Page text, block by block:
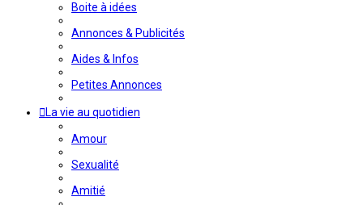
Boite à idées
Annonces & Publicités
Aides & Infos
Petites Annonces
La vie au quotidien
Amour
Sexualité
Amitié